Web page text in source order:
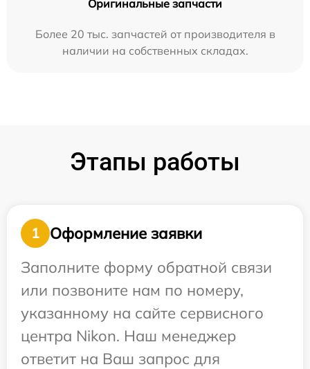
Оригинальные запчасти
Более 20 тыс. запчастей от производителя в
наличии на собственных складах.
Этапы работы
1
Оформление заявки
Заполните форму обратной связи
или позвоните нам по номеру,
указанному на сайте сервисного
центра Nikon. Наш менеджер
ответит на Ваш запрос для